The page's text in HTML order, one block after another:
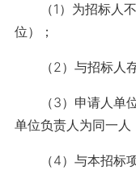
（1）为招标人不
位）；
（2）与招标人存
（3）申请人单位
单位负责人为同一人
（4）与本招标项